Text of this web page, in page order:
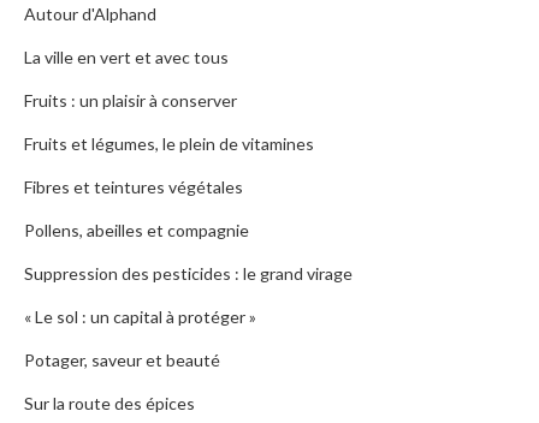
Autour d'Alphand
La ville en vert et avec tous
Fruits : un plaisir à conserver
Fruits et légumes, le plein de vitamines
Fibres et teintures végétales
Pollens, abeilles et compagnie
Suppression des pesticides : le grand virage
« Le sol : un capital à protéger »
Potager, saveur et beauté
Sur la route des épices